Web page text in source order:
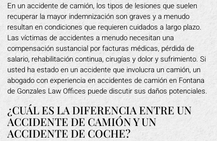
En un accidente de camión, los tipos de lesiones que suelen
recuperar la mayor indemnización son graves y a menudo
resultan en condiciones que requieren cuidados a largo plazo.
Las víctimas de accidentes a menudo necesitan una
compensación sustancial por facturas médicas, pérdida de
salario, rehabilitación continua, cirugías y dolor y sufrimiento. Si
usted ha estado en un accidente que involucra un camión, un
abogado con experiencia en accidentes de camión en Fontana
de Gonzales Law Offices puede discutir sus daños potenciales.
¿CUÁL ES LA DIFERENCIA ENTRE UN
ACCIDENTE DE CAMIÓN Y UN
ACCIDENTE DE COCHE?